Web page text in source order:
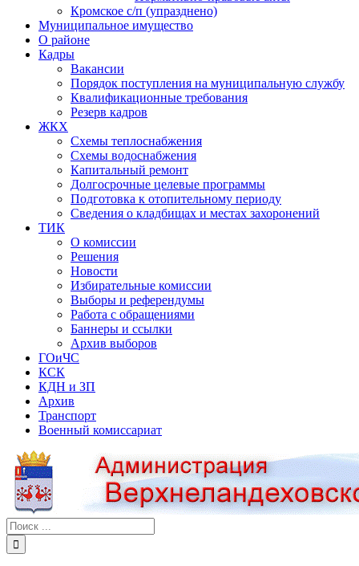
Кромское с/п (упразднено)
Муниципальное имущество
О районе
Кадры
Вакансии
Порядок поступления на муниципальную службу
Квалификационные требования
Резерв кадров
ЖКХ
Схемы теплоснабжения
Схемы водоснабжения
Капитальный ремонт
Долгосрочные целевые программы
Подготовка к отопительному периоду
Сведения о кладбищах и местах захоронений
ТИК
О комиссии
Решения
Новости
Избирательные комиссии
Выборы и референдумы
Работа с обращениями
Баннеры и ссылки
Архив выборов
ГОиЧС
КСК
КДН и ЗП
Архив
Транспорт
Военный комиссариат
Результат
поиска: